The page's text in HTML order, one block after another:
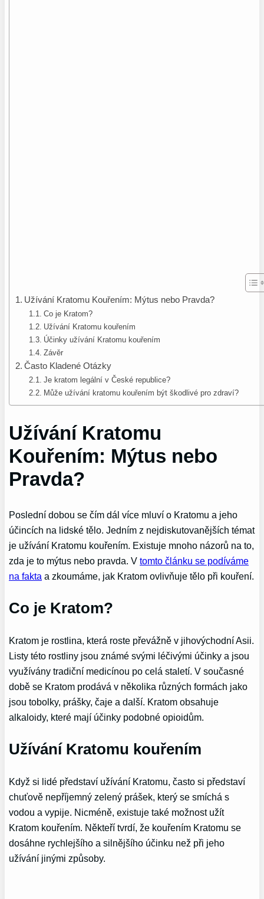
Užívání Kratomu Kouřením: Mýtus nebo Pravda?
Co je Kratom?
Užívání Kratomu kouřením
Účinky užívání Kratomu kouřením
Závěr
Často Kladené Otázky
Je kratom legální v České republice?
Může užívání kratomu kouřením být škodlivé pro zdraví?
Užívání Kratomu
Kouřením: Mýtus nebo
Pravda?
Poslední dobou se čím dál více mluví o Kratomu a jeho
účincích na lidské tělo. Jedním z nejdiskutovanějších témat
je užívání Kratomu kouřením. Existuje mnoho názorů na to,
zda je to mýtus nebo pravda. Vtomto článku se podíváme
na fakta a zkoumáme, jak Kratom ovlivňuje tělo při kouření.
Co je Kratom?
Kratom je rostlina, která roste převážně v jihovýchodní Asii.
Listy této rostliny jsou známé svými léčivými účinky a jsou
využívány tradiční medicínou po celá staletí. V současné
době se Kratom prodává v několika různých formách jako
jsou tobolky, prášky, čaje a další. Kratom obsahuje
alkaloidy, které mají účinky podobné opioidům.
Užívání Kratomu kouřením
Když si lidé představí užívání Kratomu, často si představí
chuťově nepříjemný zelený prášek, který se smíchá s
vodou a vypije. Nicméně, existuje také možnost užít
Kratom kouřením. Někteří tvrdí, že kouřením Kratomu se
dosáhne rychlejšího a silnějšího účinku než při jeho
užívání jinými způsoby.